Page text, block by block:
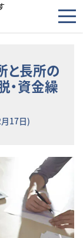
と長所の
・資金繰
17日)